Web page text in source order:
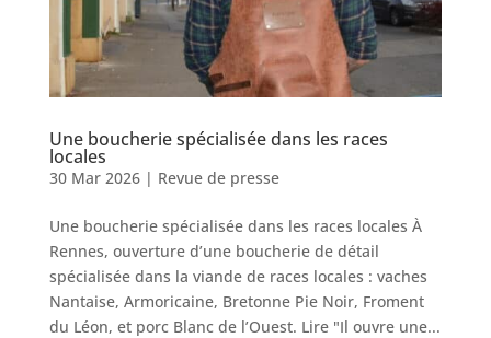
Une boucherie spécialisée dans les races
locales
30 Mar 2026| Revue de presse
Une boucherie spécialisée dans les races locales À
Rennes, ouverture d’une boucherie de détail
spécialisée dans la viande de races locales : vaches
Nantaise, Armoricaine, Bretonne Pie Noir, Froment
du Léon, et porc Blanc de l’Ouest. Lire "Il ouvre une...